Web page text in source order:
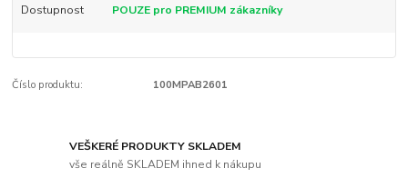
Dostupnost POUZE pro PREMIUM zákazníky
Číslo produktu: 100MPAB2601
VEŠKERÉ PRODUKTY SKLADEM
vše reálně SKLADEM ihned k nákupu